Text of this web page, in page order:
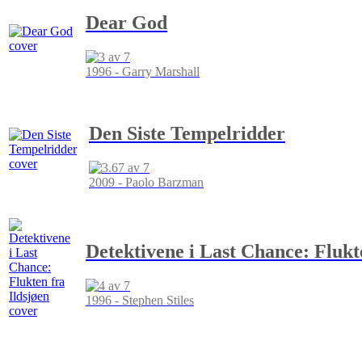
Dear God
1996 - Garry Marshall
Den Siste Tempelridder
2009 - Paolo Barzman
Detektivene i Last Chance:
1996 - Stephen Stiles